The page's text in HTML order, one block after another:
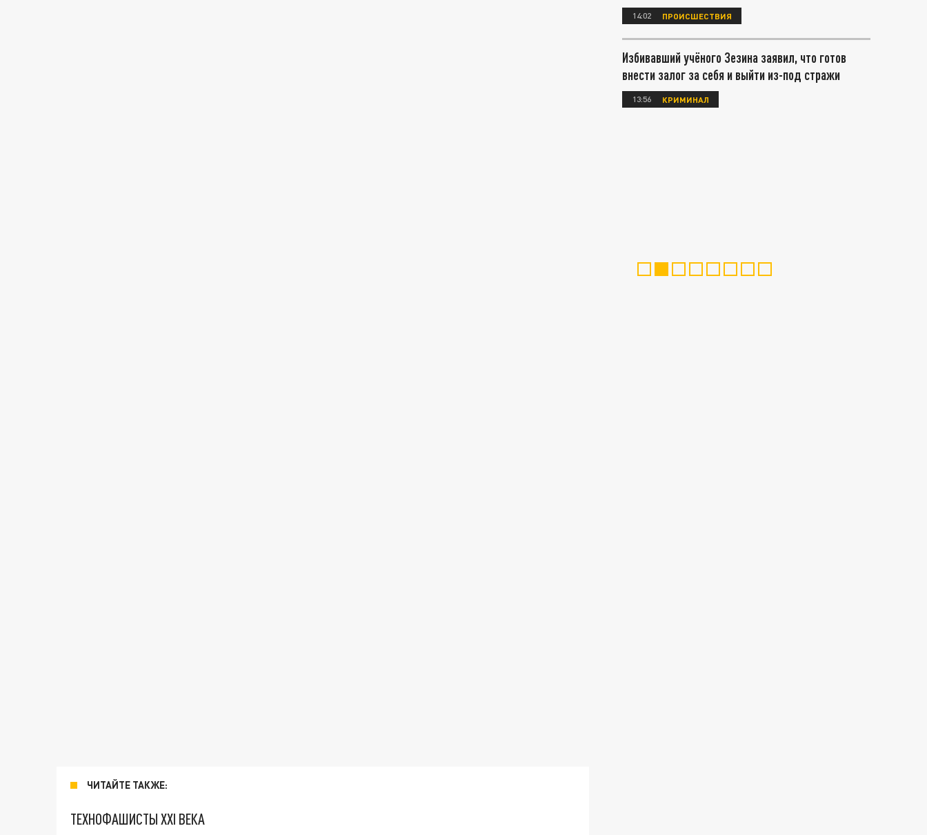
ЧИТАЙТЕ ТАКЖЕ:
ТЕХНОФАШИСТЫ XXI ВЕКА
14:02 ПРОИСШЕСТВИЯ
Избивавший учёного Зезина заявил, что готов
внести залог за себя и выйти из-под стражи
13:56 КРИМИНАЛ